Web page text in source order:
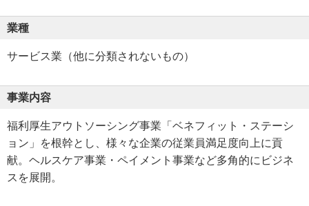
業種
サービス業（他に分類されないもの）
事業内容
福利厚生アウトソーシング事業「ベネフィット・ステーシ
ョン」を根幹とし、様々な企業の従業員満足度向上に貢
献。ヘルスケア事業・ペイメント事業など多角的にビジネ
スを展開。